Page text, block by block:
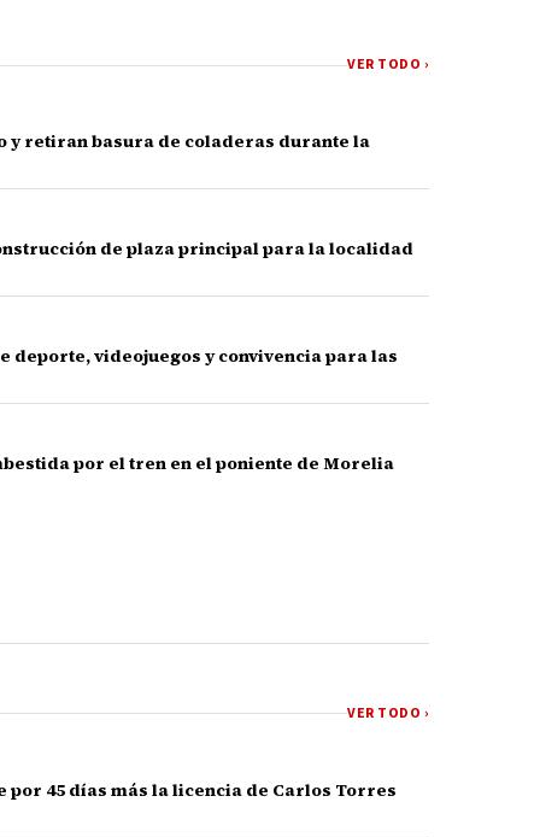
VER TODO ›
y retiran basura de coladeras durante la
de plaza principal para la localidad
deporte, videojuegos y convivencia para las
por el tren en el poniente de Morelia
VER TODO ›
por 45 días más la licencia de Carlos Torres